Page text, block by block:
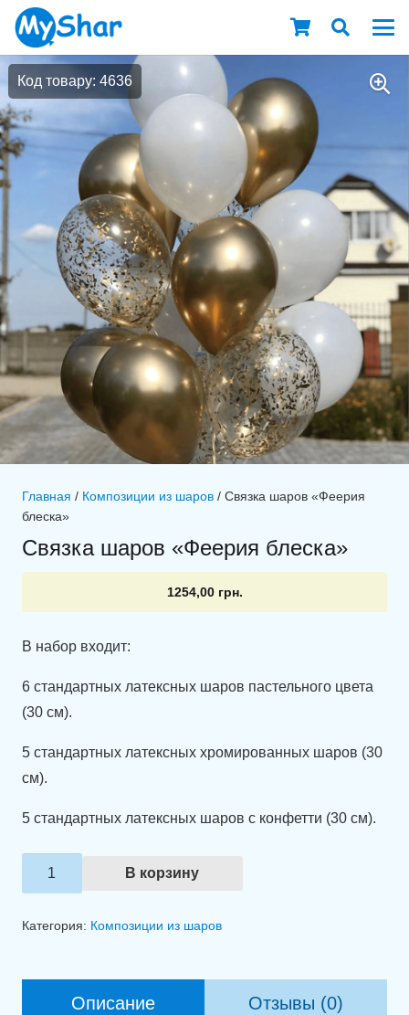
Код товару: 4636
Главная / Композиции из шаров / Связка шаров «Феерия
блеска»
Связка шаров «Феерия блеска»
1254,00 грн.
В набор входит:
6 стандартных латексных шаров пастельного цвета
(30 см).
5 стандартных латексных хромированных шаров (30
см).
5 стандартных латексных шаров с конфетти (30 см).
Количество
товара
В корзину
Категория: Композиции из шаров
Описание Отзывы (0)